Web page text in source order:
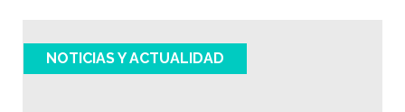
NOTICIAS Y ACTUALIDAD